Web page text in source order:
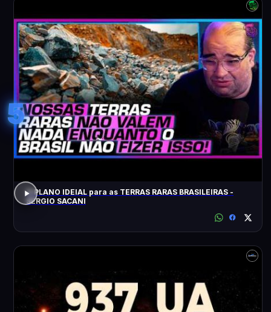
5
O PLANO IDEIAL para as TERRAS RARAS BRASILEIRAS -
SÉRGIO SACANI